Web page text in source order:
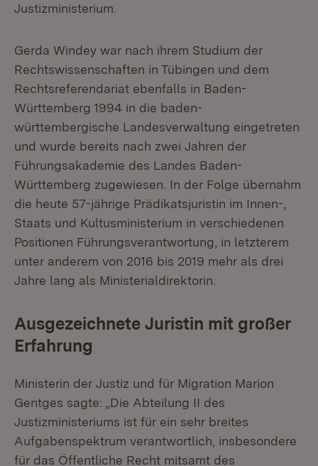
Justizministerium.
Gerda Windey war nach ihrem Studium der
Rechtswissenschaften in Tübingen und dem
Rechtsreferendariat ebenfalls in Baden-
Württemberg 1994 in die baden-
württembergische Landesverwaltung eingetreten
und wurde bereits nach zwei Jahren der
Führungsakademie des Landes Baden-
Württemberg zugewiesen. In der Folge übernahm
die heute 57-jährige Prädikatsjuristin im Innen-,
Staats und Kultusministerium in verschiedenen
Positionen Führungsverantwortung, in letzterem
unter anderem von 2016 bis 2019 mehr als drei
Jahre lang als Ministerialdirektorin.
Ausgezeichnete Juristin mit großer
Erfahrung
Ministerin der Justiz und für Migration Marion
Gentges sagte: „Die Abteilung II des
Justizministeriums ist für ein sehr breites
Aufgabenspektrum verantwortlich, insbesondere
für das Öffentliche Recht mitsamt des